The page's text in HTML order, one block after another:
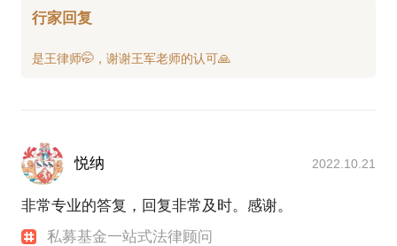
行家回复
悦纳 2022.10.21
非常专业的答复，回复非常及时。感谢。
私募基金一站式法律顾问